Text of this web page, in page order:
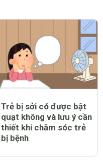
Trẻ bị sởi có được bật
quạt không và lưu ý cần
thiết khi chăm sóc trẻ
bị bệnh